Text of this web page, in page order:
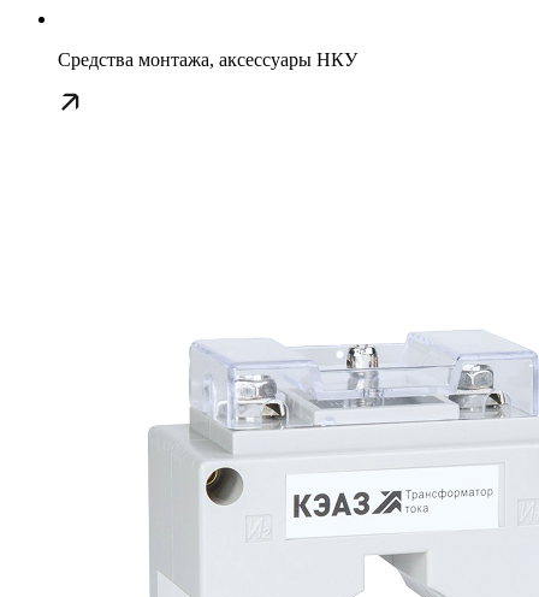
Средства монтажа, аксессуары НКУ